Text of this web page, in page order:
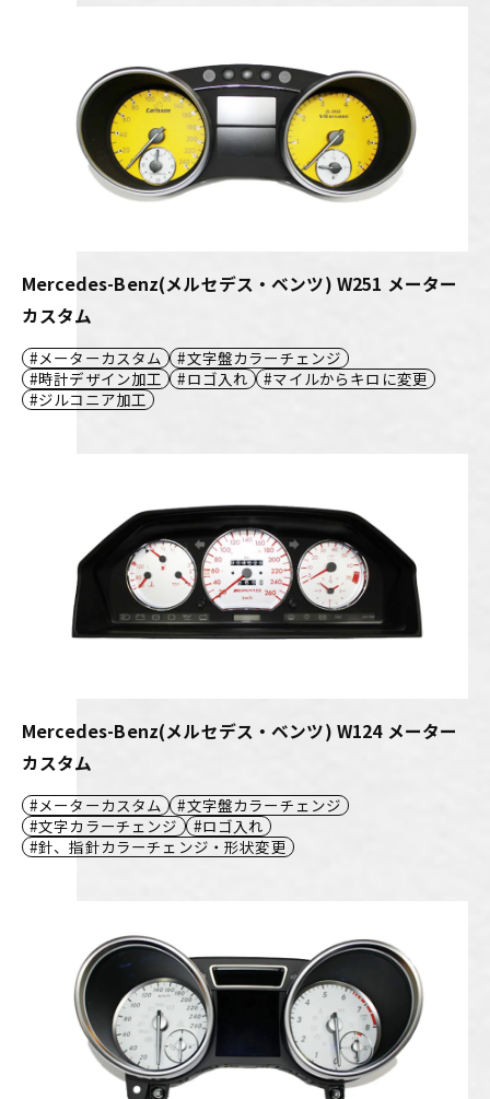
Mercedes-Benz(メルセデス・ベンツ) W251 メーター
カスタム
メーターカスタム
文字盤カラーチェンジ
時計デザイン加工
ロゴ入れ
マイルからキロに変更
ジルコニア加工
Mercedes-Benz(メルセデス・ベンツ) W124 メーター
カスタム
メーターカスタム
文字盤カラーチェンジ
文字カラーチェンジ
ロゴ入れ
針、指針カラーチェンジ・形状変更